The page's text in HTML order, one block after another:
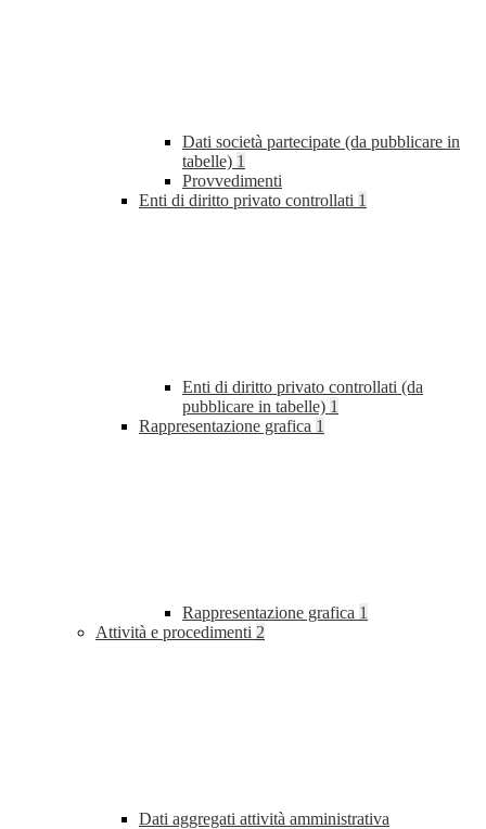
Dati società partecipate (da pubblicare in
tabelle) 1
Provvedimenti
Enti di diritto privato controllati 1
Enti di diritto privato controllati (da
pubblicare in tabelle) 1
Rappresentazione grafica 1
Rappresentazione grafica 1
Attività e procedimenti 2
Dati aggregati attività amministrativa